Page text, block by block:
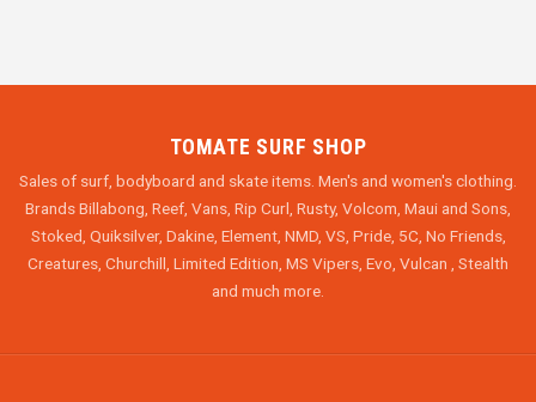
TOMATE SURF SHOP
Sales of surf, bodyboard and skate items. Men's and women's clothing.
Brands Billabong, Reef, Vans, Rip Curl, Rusty, Volcom, Maui and Sons,
Stoked, Quiksilver, Dakine, Element, NMD, VS, Pride, 5C, No Friends,
Creatures, Churchill, Limited Edition, MS Vipers, Evo, Vulcan , Stealth
and much more.